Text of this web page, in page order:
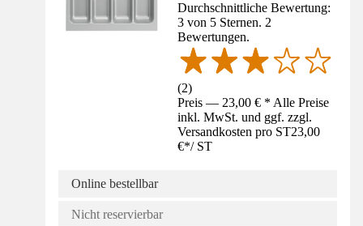
Durchschnittliche Bewertung:
3 von 5 Sternen. 2
Bewertungen.
(2)
Preis — 23,00 € * Alle Preise
inkl. MwSt. und ggf. zzgl.
Versandkosten pro ST23,00
€*/ ST
Online bestellbar
Nicht reservierbar